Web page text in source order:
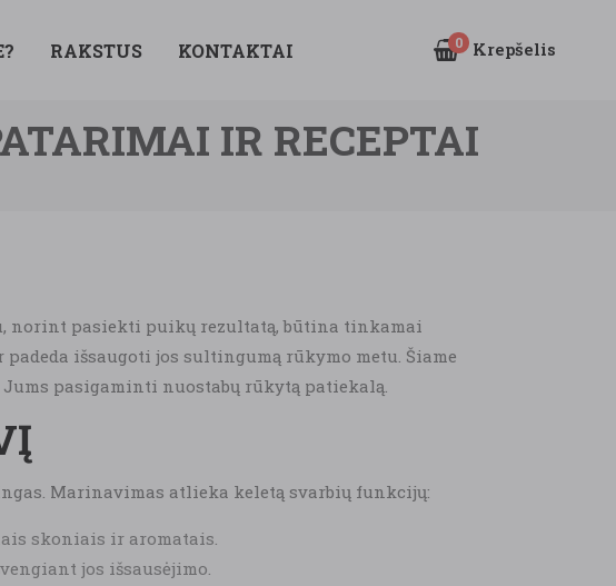
RAKSTUS KONTAKTAI 0 Krepšelis
IR RECEPTAI
norint pasiekti puikų rezultatą, būtina tinkamai
išsaugoti jos sultingumą rūkymo metu. Šiame
pasigaminti nuostabų rūkytą patiekalą.
Marinavimas atlieka keletą svarbių funkcijų:
skoniais ir aromatais.
jos išsausėjimo.